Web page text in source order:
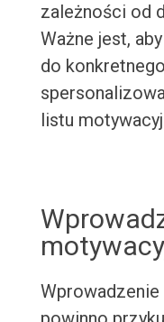
zależności od
Ważne jest,
do
listu